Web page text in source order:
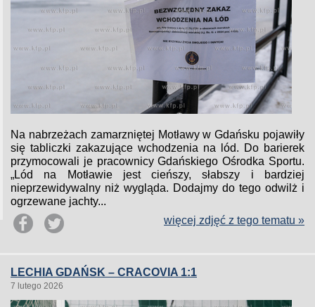
Na nabrzeżach zamarzniętej Motławy w Gdańsku pojawiły
się tabliczki zakazujące wchodzenia na lód. Do barierek
przymocowali je pracownicy Gdańskiego Ośrodka Sportu.
„Lód na Motławie jest cieńszy, słabszy i bardziej
nieprzewidywalny niż wygląda. Dodajmy do tego odwilż i
ogrzewane jachty...
więcej zdjęć z tego tematu »
LECHIA GDAŃSK – CRACOVIA 1:1
7 lutego 2026